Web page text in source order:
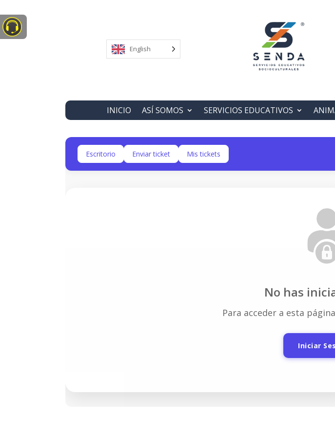
English
INICIO ASÍ SOMOS SERVICIOS EDUCATIVOS
Escritorio Enviar ticket Mis tickets
No has
Para acceder a esta
Iniciar